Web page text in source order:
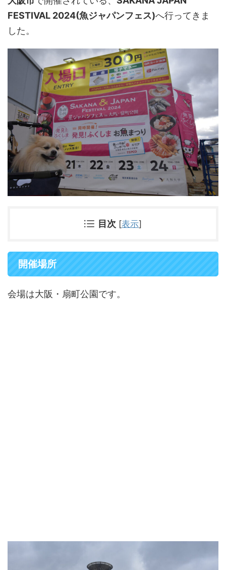
FESTIVAL 2024(魚ジャパンフェス)へ行ってきま
した。
目次 [表示]
開催場所
会場は大阪・扇町公園です。